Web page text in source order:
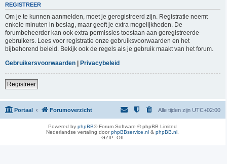
REGISTREER
Om je te kunnen aanmelden, moet je geregistreerd zijn. Registratie neemt
enkele minuten in beslag, maar geeft je extra mogelijkheden. De
forumbeheerder kan ook extra permissies toestaan aan geregistreerde
gebruikers. Lees voor registratie onze gebruiksvoorwaarden en het
bijbehorend beleid. Bekijk ook de regels als je gebruik maakt van het forum.
Gebruikersvoorwaarden | Privacybeleid
Registreer
Portaal Forumoverzicht Alle tijden zijn UTC+02:00
Powered byphpBB® Forum Software © phpBB Limited
Nederlandse vertaling doorphpBBservice.nl &phpBB.nl
GZIP: Off